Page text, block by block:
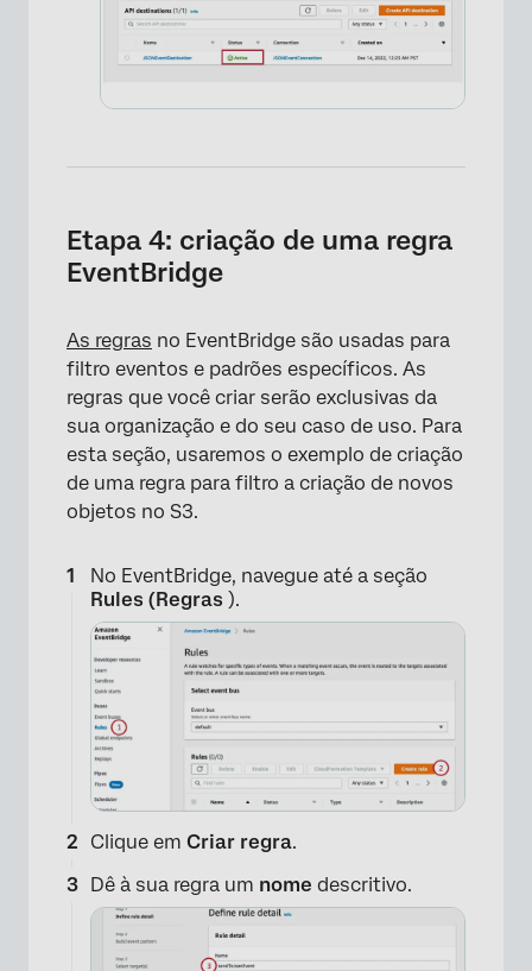
×
Etapa 4: criação de uma regra
EventBridge
As regras no EventBridge são usadas para
filtro eventos e padrões específicos. As
regras que você criar serão exclusivas da
sua organização e do seu caso de uso. Para
esta seção, usaremos o exemplo de criação
de uma regra para filtro a criação de novos
objetos no S3.
No EventBridge, navegue até a seção
Rules (Regras ).
Clique em Criar regra.
Dê à sua regra um nome descritivo.